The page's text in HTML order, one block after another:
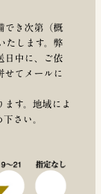
でき次第（概
たします。弊
日中に、ご依
せてメールに
す。地域によ
さい。